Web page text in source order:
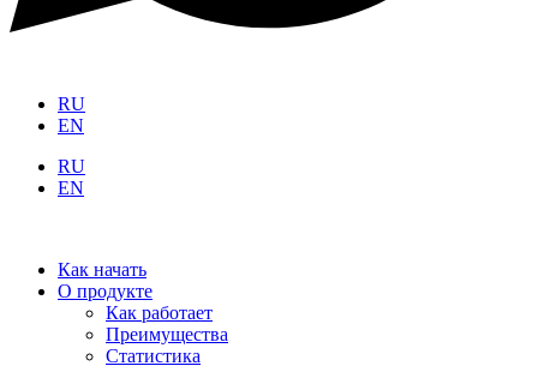
RU
EN
RU
EN
Как начать
О продукте
Как работает
Преимущества
Статистика